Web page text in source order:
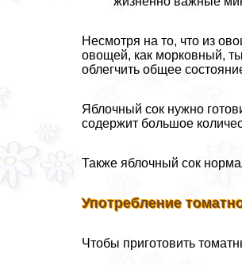
Несмотря на то, что из
овощей, как морковный,
облегчить общее
Яблочный сок нужно
содержит большое
Также яблочный сок
Употрeбление
Чтобы приготовить